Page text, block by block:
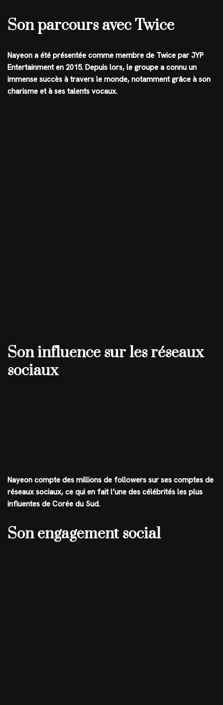
Son parcours avec Twice
Nayeon a été présentée comme membre de Twice par JYP
Entertainment en 2015. Depuis lors, le groupe a connu un
immense succès à travers le monde, notamment grâce à son
charisme et à ses talents vocaux.
Son influence sur les réseaux
sociaux
Nayeon compte des millions de followers sur ses comptes de
réseaux sociaux, ce qui en fait l’une des célébrités les plus
influentes de Corée du Sud.
Son engagement social